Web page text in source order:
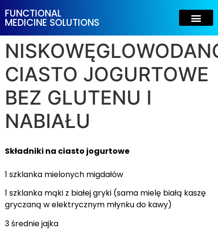
FUNCTIONAL
MEDICINE SOLUTIONS
CIASTO JOGURTOWE
BEZ GLUTENU I
NABIAŁU
Składniki na ciasto jogurtowe
1 szklanka mielonych migdałów
1 szklanka mąki z białej gryki (sama mielę białą kaszę
gryczaną w elektrycznym młynku do kawy)
3 średnie jajka